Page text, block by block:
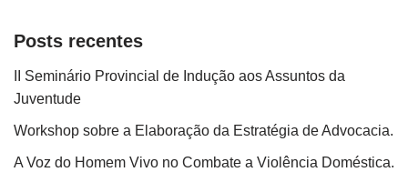
Posts recentes
II Seminário Provincial de Indução aos Assuntos da
Juventude
Workshop sobre a Elaboração da Estratégia de Advocacia.
A Voz do Homem Vivo no Combate a Violência Doméstica.